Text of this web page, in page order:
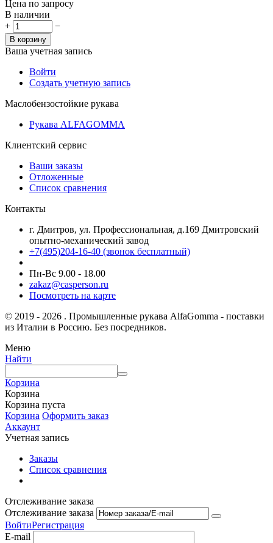
Цена по запросу
В наличии
+
−
В корзину
Ваша учетная запись
Войти
Создать учетную запись
Маслобензостойкие рукава
Рукава ALFAGOMMA
Клиентский сервис
Ваши заказы
Отложенные
Список сравнения
Контакты
г. Дмитров, ул. Профессиональная, д.169 Дмитровский
опытно-механический завод
+7(495)204-16-40 (звонок бесплатный)
Пн-Вс 9.00 - 18.00
zakaz@casperson.ru
Посмотреть на карте
© 2019 - 2026 . Промышленные рукава AlfaGomma - поставки
из Италии в Россию. Без посредников.
Меню
Найти
Корзина
Корзина
Корзина пуста
Корзина Оформить заказ
Аккаунт
Учетная запись
Заказы
Список сравнения
Отслеживание заказа
Отслеживание заказа
ВойтиРегистрация
E-mail